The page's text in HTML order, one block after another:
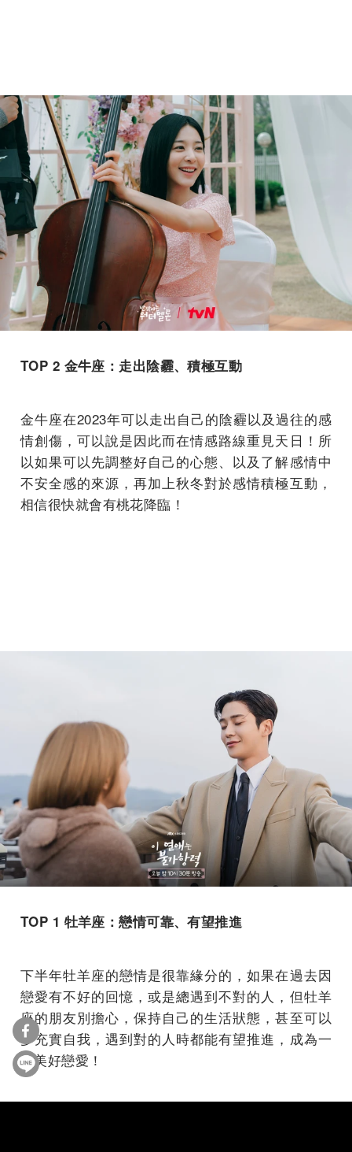
TOP 2 金牛座：走出陰霾、積極互動
金牛座在2023年可以走出自己的陰霾以及過往的感
情創傷，可以說是因此而在情感路線重見天日！所
以如果可以先調整好自己的心態、以及了解感情中
不安全感的來源，再加上秋冬對於感情積極互動，
相信很快就會有桃花降臨！
TOP 1 牡羊座：戀情可靠、有望推進
下半年牡羊座的戀情是很靠緣分的，如果在過去因
戀愛有不好的回憶，或是總遇到不對的人，但牡羊
座的朋友別擔心，保持自己的生活狀態，甚至可以
多充實自我，遇到對的人時都能有望推進，成為一
段美好戀愛！